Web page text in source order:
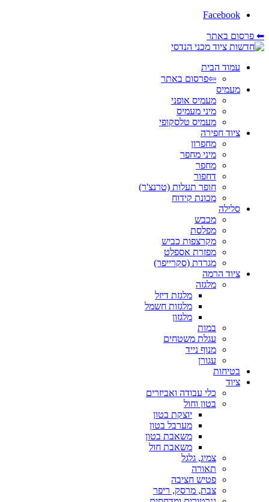
Facebook
⬅ פרסום באתר
עמוד הבית
⇦פרסום באתר
מעמיס
מעמיס אופני
מיני מעמיס
מעמיס טלסקופי
ציוד חפירה
מחפרון
מיני מחפר
מחפר
דחפור
חופר תעלות (טרנצ'ר)
מכונת קידוח
סלילה
מכבש
מפלסת
מקרצפות כביש
מפזרת אספלט
מגרדת (סקרייפר)
ציוד הרמה
מלגזה
מלגזת דיזל
מלגזות חשמל
מלגזון
במות
עגלת משטחים
מנוף נייד
עגורן
בטיחות
ציוד
כלי עבודה ואביזרים
בטון וחול
יוצקת בטון
מערבל בטון
משאבת בטון
משאבת חול
צמיג, גלגל
תאורה
פטיש חציבה
צבת, מרסק, ריפר